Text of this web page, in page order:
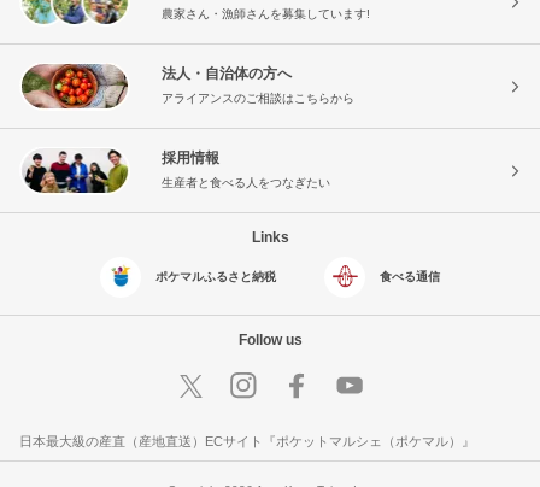
農家さん・漁師さんを募集しています!
法人・自治体の方へ
アライアンスのご相談はこちらから
採用情報
生産者と食べる人をつなぎたい
Links
ポケマルふるさと納税 食べる通信
Follow us
日本最大級の産直（産地直送）ECサイト『ポケットマルシェ（ポケマル）』